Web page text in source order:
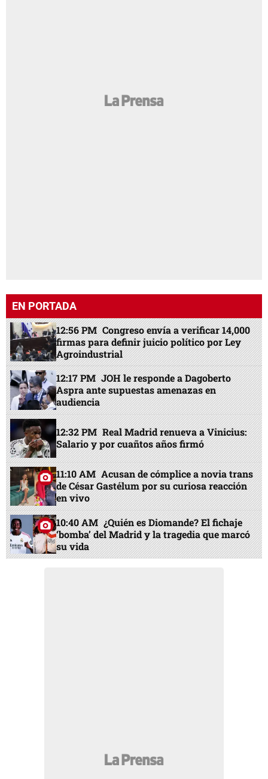
EN PORTADA
12:56 PM Congreso envía a verificar 14,000
firmas para definir juicio político por Ley
Agroindustrial
12:17 PM JOH le responde a Dagoberto
Aspra ante supuestas amenazas en
audiencia
12:32 PM Real Madrid renueva a Vinicius:
Salario y por cuañtos años firmó
11:10 AM Acusan de cómplice a novia trans
de César Gastélum por su curiosa reacción
en vivo
10:40 AM ¿Quién es Diomande? El fichaje
‘bomba’ del Madrid y la tragedia que marcó
su vida